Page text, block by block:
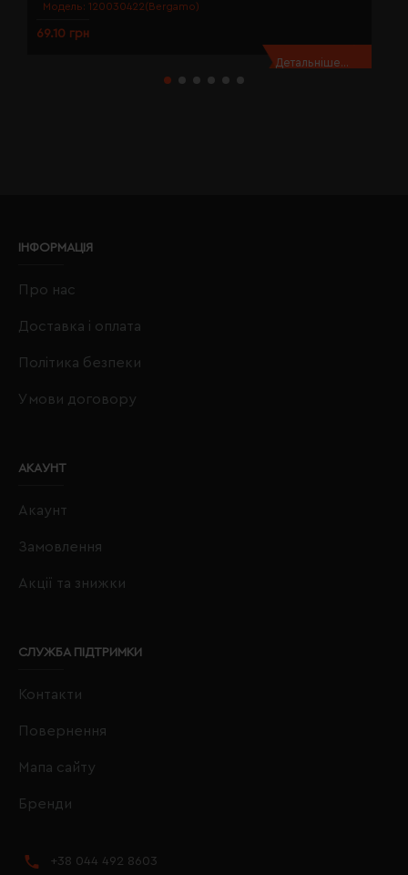
Модель: 120030422(Bergamo)
69.10 грн
Детальніше...
ІНФОРМАЦІЯ
Про нас
Доставка і оплата
Політика безпеки
Умови договору
АКАУНТ
Акаунт
Замовлення
Акції та знижки
СЛУЖБА ПІДТРИМКИ
Контакти
Повернення
Мапа сайту
Бренди
+38 044 492 8603